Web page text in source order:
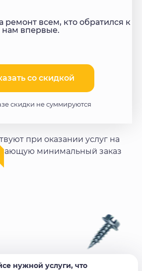
ремонт всем, кто обратился к
нам впервые.
со скидкой​
скидки не суммируются
при оказании услуг на
минимальный заказ
нужной услуги, что